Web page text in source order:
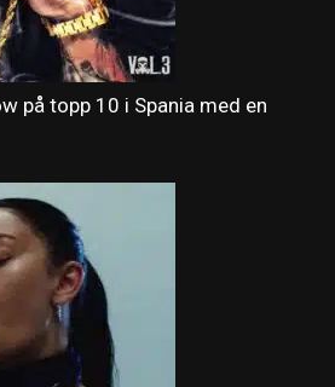
på topp 10 i Spania med en